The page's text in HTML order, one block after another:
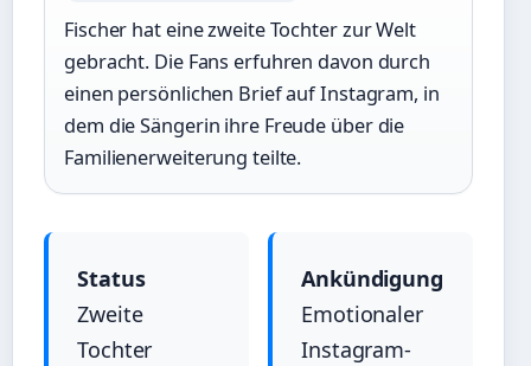
Fischer hat eine zweite Tochter zur Welt
gebracht. Die Fans erfuhren davon durch
einen persönlichen Brief auf Instagram, in
dem die Sängerin ihre Freude über die
Familienerweiterung teilte.
Status
Zweite
Tochter
Ankündigung
Emotionaler
Instagram-